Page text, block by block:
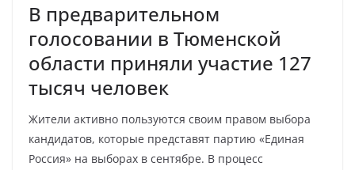
В предварительном
голосовании в Тюменской
области приняли участие 127
тысяч человек
Жители активно пользуются своим правом выбора
кандидатов, которые представят партию «Единая
Россия» на выборах в сентябре. В процесс